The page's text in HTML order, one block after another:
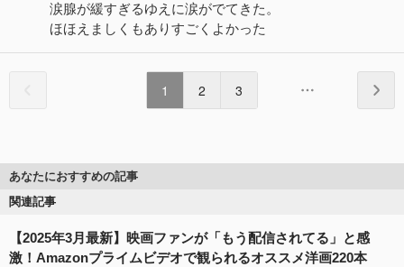
涙腺が緩すぎるゆえに涙がでてきた。
ほほえましくもありすごくよかった
1 2 3
あなたにおすすめの記事
関連記事
【2025年3月最新】映画ファンが「もう配信されてる」と感
激！Amazonプライムビデオで観られるオススメ洋画220本